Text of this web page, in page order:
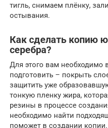
тигль, снимаем плёнку,
остывания.
Как сделать копию
серебра?
Для этого вам необходимо
подготовить – покрыть
защитить уже
тонкую пленку жира,
резины в процессе
необходимо найти
поможет в создании